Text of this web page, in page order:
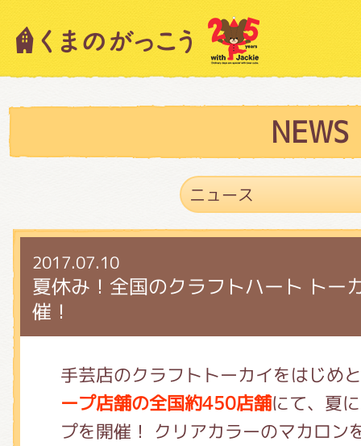
NEWS
2017.07.10
夏休み！全国のクラフトハート トー
催！
手芸店のクラフトトーカイをはじめ
ープ店舗の全国約450店舗にて、夏
プを開催！ クリアカラーのマカロン
キャラクター紹介
スタッフブログ
絵本・作家紹介
グッズインフォメーション